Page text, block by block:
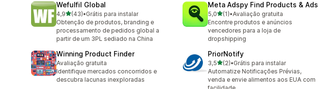
Wefulfil Global
4,9de 5 estrelas
(43)
43 avaliações ao todo
•Grátis para instalar
Obtenção de produtos, branding e
processamento de pedidos global a
partir de um 3PL sediado na China
Meta Adspy Find Products & Ads
5,0de 5 estrelas
(1)
1 avaliações ao todo
•Avaliação gratuita
Encontre produtos e anúncios
vencedores para a loja de
dropshipping
Winning Product Finder
Avaliação gratuita
Identifique mercados concorridos e
descubra lacunas inexploradas
PriorNotify
3,5de 5 estrelas
(2)
2 avaliações ao todo
•Grátis para instalar
Automatize Notificações Prévias,
venda e envie alimentos aos EUA com